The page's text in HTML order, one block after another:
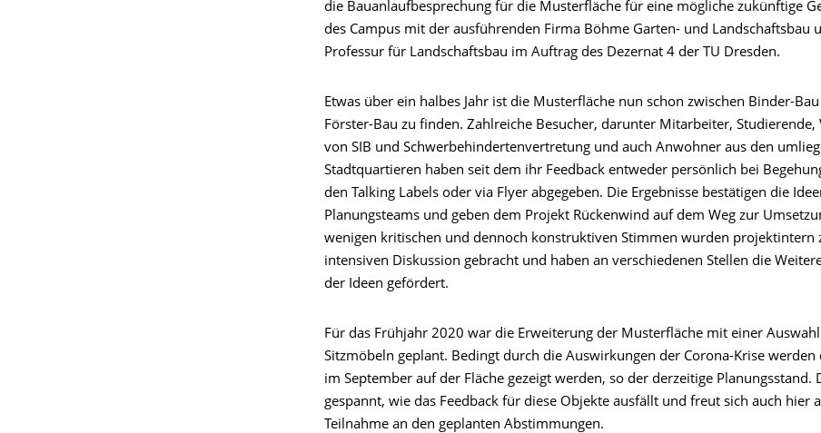
die Bauanlaufbesprechung für die Musterfläche für eine mögliche zukünftige
des Campus mit der ausführenden Firma Böhme Garten- und Landschaftsbau
Professur für Landschaftsbau im Auftrag des Dezernat 4 der TU Dresden.
Etwas über ein halbes Jahr ist die Musterfläche nun schon zwischen Binder-
Förster-Bau zu finden. Zahlreiche Besucher, darunter Mitarbeiter, Studierende,
von SIB und Schwerbehindertenvertretung und auch Anwohner aus den
Stadtquartieren haben seit dem ihr Feedback entweder persönlich bei
den Talking Labels oder via Flyer abgegeben. Die Ergebnisse bestätigen die
Planungsteams und geben dem Projekt Rückenwind auf dem Weg zur
wenigen kritischen und dennoch konstruktiven Stimmen wurden projektintern
intensiven Diskussion gebracht und haben an verschiedenen Stellen die
der Ideen gefördert.
Für das Frühjahr 2020 war die Erweiterung der Musterfläche mit einer Auswahl
Sitzmöbeln geplant. Bedingt durch die Auswirkungen der Corona-Krise werden
im September auf der Fläche gezeigt werden, so der derzeitige Planungsstand.
gespannt, wie das Feedback für diese Objekte ausfällt und freut sich auch hier
Teilnahme an den geplanten Abstimmungen.